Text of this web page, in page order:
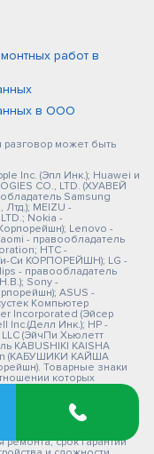
работ в
в ООО
может быть
Inc. (Эпл Инк.); Huawei и
CO., LTD. (ХУАВЕЙ
Samsung
MEIZU -
Nokia -
Lenovo -
- правообладатель
HTC -
Си КОРПОРЕЙШН); LG -
- правообладатель
Sony -
ASUS -
Компьютер
Incorporated (Эйсер
Inc.(Делл Инк.); HP -
(ЭйчПи Хьюлетт
KABUSHIKI KAISHA
(КАБУШИКИ КАЙША
Товарные знаки
которых
центрами
сервисных
Правообладателями
в
в гражданский
срок гарантии